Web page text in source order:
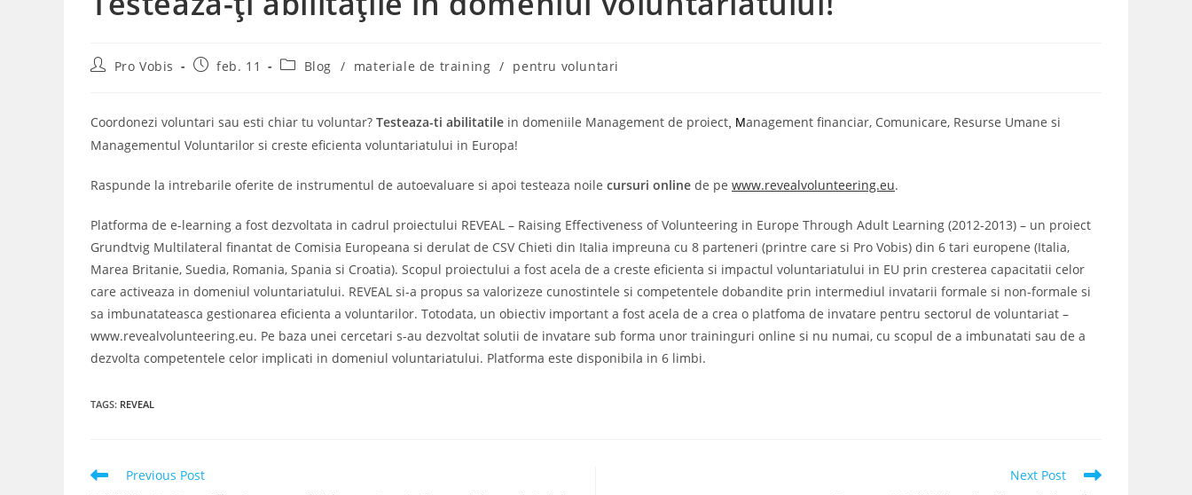
PostPro Vobis
Postfeb. 11
PostBlog / materiale de training / pentru voluntari
Coordonezi voluntari sau esti chiar tu voluntar? Testeaza-ti abilitatile in domeniile Management de proiect , Management financiar, Comunicare, Resurse Umane si
Managementul Voluntarilor si creste eficienta voluntariatului in Europa!
Raspunde la intrebarile oferite de instrumentul de autoevaluare si apoi testeaza noile cursuri online de pe www.revealvolunteering.eu.
Platforma de e-learning a fost dezvoltata in cadrul proiectului REVEAL – Raising Effectiveness of Volunteering in Europe Through Adult Learning (2012-2013) – un proiect
Grundtvig Multilateral finantat de Comisia Europeana si derulat de CSV Chieti din Italia impreuna cu 8 parteneri (printre care si Pro Vobis) din 6 tari europene (Italia,
Marea Britanie, Suedia, Romania, Spania si Croatia). Scopul proiectului a fost acela de a creste eficienta si impactul voluntariatului in EU prin cresterea capacitatii celor
care activeaza in domeniul voluntariatului. REVEAL si-a propus sa valorizeze cunostintele si competentele dobandite prin intermediul invatarii formale si non-formale si
sa imbunatateasca gestionarea eficienta a voluntarilor. Totodata, un obiectiv important a fost acela de a crea o platfoma de invatare pentru sectorul de voluntariat –
www.revealvolunteering.eu. Pe baza unei cercetari s-au dezvoltat solutii de invatare sub forma unor traininguri online si nu numai, cu scopul de a imbunatati sau de a
dezvolta competentele celor implicati in domeniul voluntariatului. Platforma este disponibila in 6 limbi.
TAGS: REVEAL
Read
Previous Post Next Post